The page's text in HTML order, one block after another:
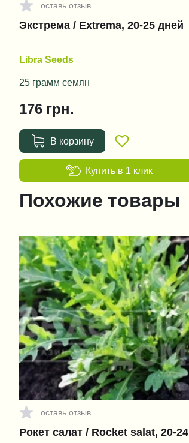
оставь отзыв
Экстрема / Extrema, 20-25 дней
Libra Seeds
25 грамм семян
176 грн.
В корзину
Купить в 1 клик
Похожие товары
оставь отзыв
Рокет салат / Rocket salat, 20-24